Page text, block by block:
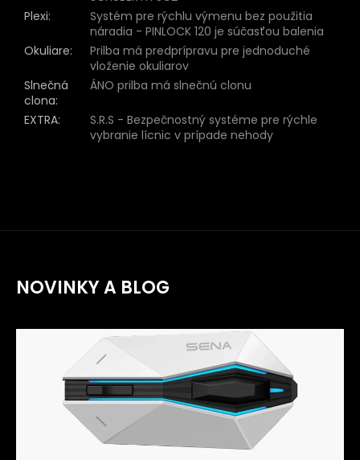
Plexi:
Systém pre rýchlu výmenu bez použitia
náradia - PINLOCK 120 je súčasťou balenia
Okuliare:
Prilba má predprípravu pre jednoduché
vloženie okuliarov
Slnečná
clona:
ÁNO prilba má slnečnú clonu
EXTRA:
S.R.S - Bezpečnostný systéme pre rýchle
vybranie lícnic v prípade nehody
NOVINKY A BLOG